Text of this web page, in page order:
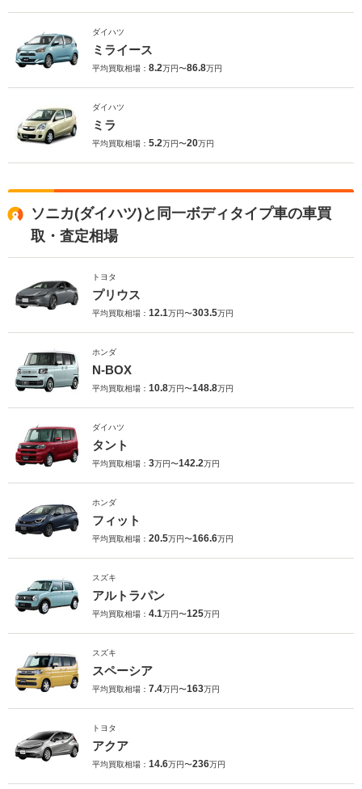
ダイハツ
ミライース
平均買取相場： 8.2万円〜86.8万円
ダイハツ
ミラ
平均買取相場： 5.2万円〜20万円
ソニカ(ダイハツ)と同一ボディタイプ車の車買
取・査定相場
トヨタ
プリウス
平均買取相場： 12.1万円〜303.5万円
ホンダ
N-BOX
平均買取相場： 10.8万円〜148.8万円
ダイハツ
タント
平均買取相場： 3万円〜142.2万円
ホンダ
フィット
平均買取相場： 20.5万円〜166.6万円
スズキ
アルトラパン
平均買取相場： 4.1万円〜125万円
スズキ
スペーシア
平均買取相場： 7.4万円〜163万円
トヨタ
アクア
平均買取相場： 14.6万円〜236万円